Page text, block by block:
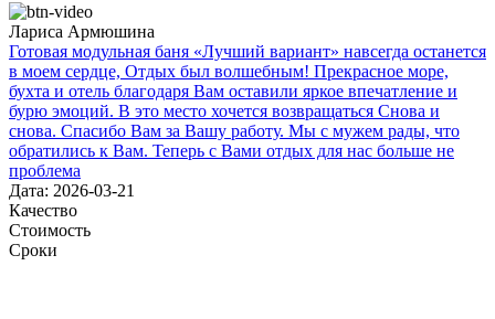
Лариса Армюшина
Готовая модульная баня «Лучший вариант» навсегда останется
в моем сердце, Отдых был волшебным! Прекрасное море,
бухта и отель благодаря Вам оставили яркое впечатление и
бурю эмоций. В это место хочется возвращаться Снова и
снова. Спасибо Вам за Вашу работу. Мы с мужем рады, что
обратились к Вам. Теперь с Вами отдых для нас больше не
проблема
Дата: 2026-03-21
Качество
Стоимость
Сроки